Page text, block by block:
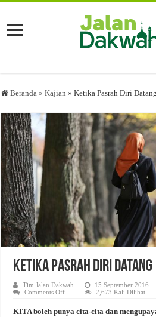
Beranda » Kajian » Ketika Pasrah Diri Datang
Ketika Pasrah Diri Datang
Tim Jalan Dakwah 15 September 2016
Comments Offon
Diri
2,673 Kali Dilihat
KITA boleh punya cita-cita dan